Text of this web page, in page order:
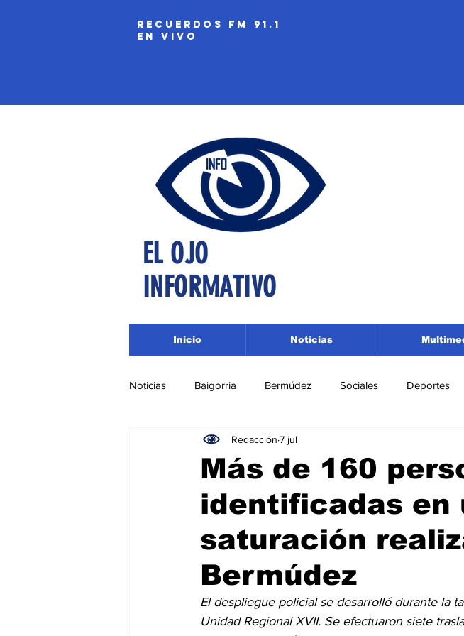
recuerdos fm 91.1
EN VIVO
EL OJO
INFORMATIVO
Inicio Noticias
Noticias Baigorria Bermúdez Sociales Deportes
Nacionales Beltrán
Roldán Departamento San Lorenzo
Más de 160
identificadas en
saturación
Bermúdez
Redacción 7 jul
El despliegue policial se desarrolló durante la
Unidad Regional XVII. Se efectuaron siete